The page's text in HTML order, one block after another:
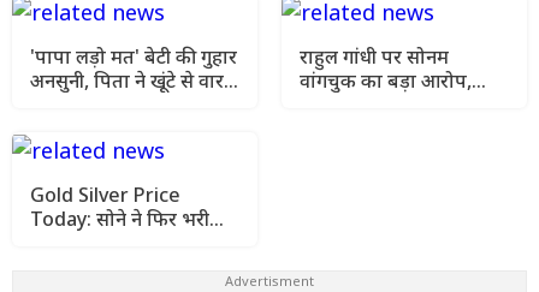
'पापा लड़ो मत' बेटी की गुहार
अनसुनी, पिता ने खूंटे से वार
राहुल गांधी पर सोनम
वांगचुक का बड़ा आरोप,
Gold Silver Price
Today: सोने ने फिर भरी